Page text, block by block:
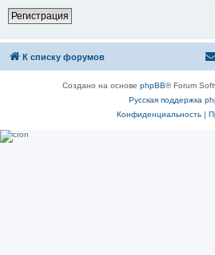
Регистрация
К списку форумов
Создано на основе phpBB® Forum
Русская поддержка
Конфиденциальность|